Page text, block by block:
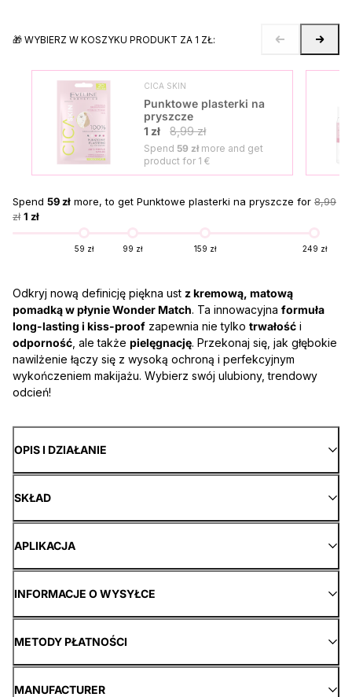
🎁 WYBIERZ W KOSZYKU PRODUKT ZA 1 ZŁ:
CICA SKIN
Punktowe plasterki na
pryszcze
1 zł
8,99 zł
Spend 59 złmore and get
product for 1 €
Spend 59 zł more, to get Punktowe plasterki na pryszcze for 8,99
zł 1 zł
59 zł 99 zł 159 zł 249 zł
Odkryj nową definicję piękna ust z kremową, matową
pomadką w płynie Wonder Match. Ta innowacyjna formuła
long-lasting i kiss-proof zapewnia nie tylko trwałość i
odporność , ale także pielęgnację. Przekonaj się, jak głębokie
nawilżenie łączy się z wysoką ochroną i perfekcyjnym
wykończeniem makijażu. Wybierz swój ulubiony, trendowy
odcień!
OPIS I DZIAŁANIE
SKŁAD
APLIKACJA
INFORMACJE O WYSYŁCE
METODY PŁATNOŚCI
MANUFACTURER